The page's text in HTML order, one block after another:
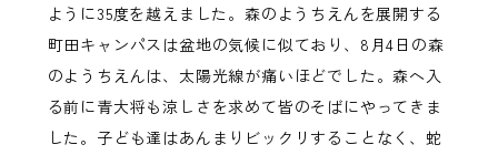
ように35度を越えました。森のようちえんを展開する
町田キャンパスは盆地の気候に似ており、8月4日の森
のようちえんは、太陽光線が痛いほどでした。森へ入
る前に青大将も涼しさを求めて皆のそばにやってきま
した。子ども達はあんまりビックリすることなく、蛇